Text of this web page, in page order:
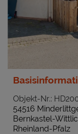
Objekt-Nr.:
54516
Bernkastel-
Rheinland-Pfalz